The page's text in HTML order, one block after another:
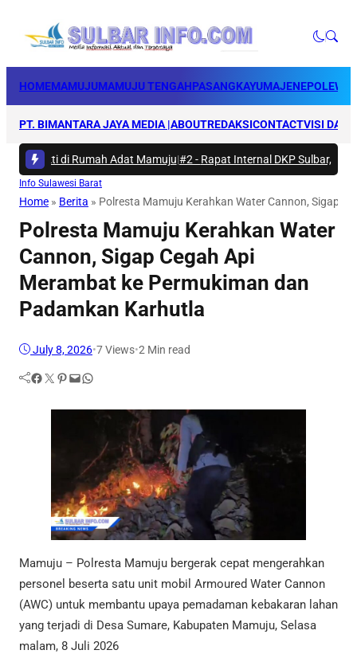
HOMEMAMUJUMAMUJU TENGAHPASANGKAYUMAJENE
PT. BIMANTARA JAYA MEDIA |ABOUTREDAKSICONTACTVISI DAN
di Rumah Adat Mamuju|#2 -Rapat Internal DKP Sulbar,
Info Sulawesi Barat
Home » Berita » Polresta Mamuju Kerahkan Water Cannon, Sigap
Polresta Mamuju Kerahkan Water
Cannon, Sigap Cegah Api
Merambat ke Permukiman dan
Padamkan Karhutla
July 8, 2026•7Views•2 Min read
Facebook Twitter Pinterest Mail WhatsApp
Mamuju – Polresta Mamuju bergerak cepat mengerahkan
personel beserta satu unit mobil Armoured Water Cannon
(AWC) untuk membantu upaya pemadaman kebakaran lahan
yang terjadi di Desa Sumare, Kabupaten Mamuju, Selasa
malam, 8 Juli 2026